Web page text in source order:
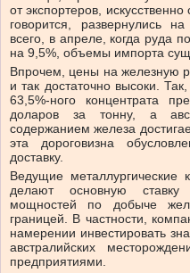
от экспортеров,
говорится, развернулись
всего, в апреле, когда руда
на 9,5%, объемы импорта
Впрочем, цены на железную
и так достаточно высоки.
63,5%-ного концентрата
доларов за тонну, а
содержанием железа
эта дороговизна
доставку.
Ведущие металлургические
делают основную
мощностей по добыче
границей. В частности,
намерении инвестировать
австралийских
предприятиями.